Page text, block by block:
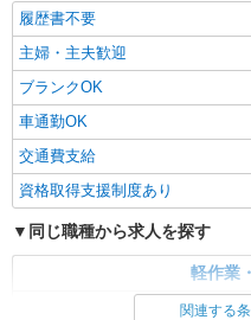
履歴書不要
主婦・主夫歓迎
ブランクOK
車通勤OK
交通費支給
資格取得支援制度あり
同じ職種から求人を探す
軽作業
関連する